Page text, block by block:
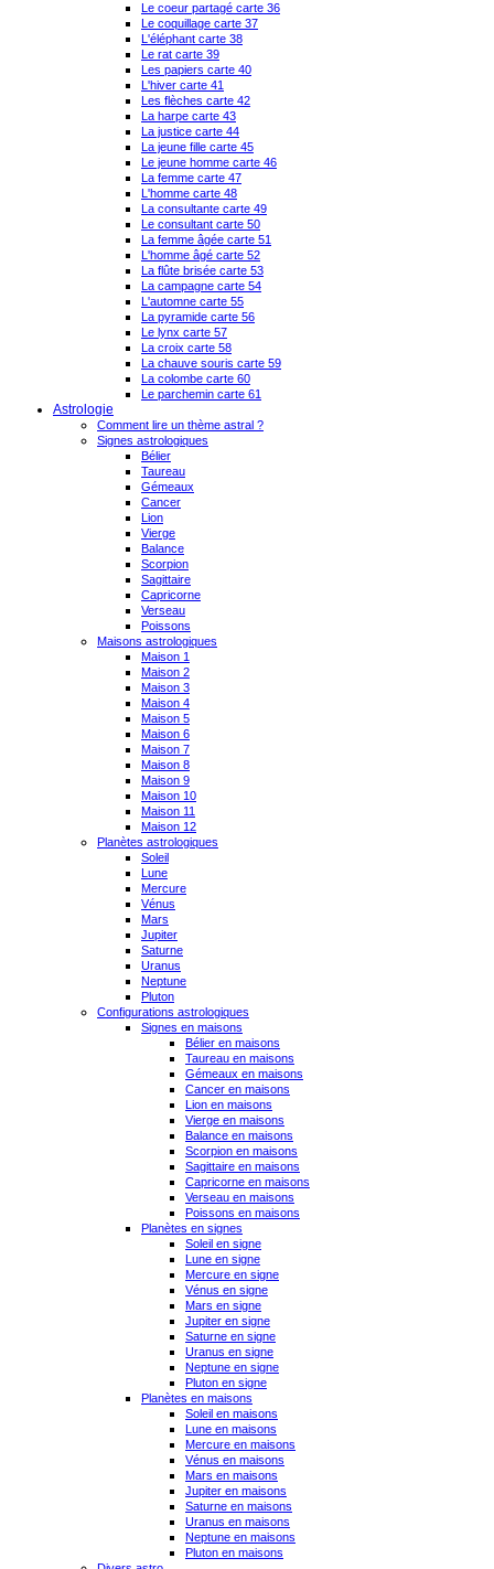
Le coeur partagé carte 36
Le coquillage carte 37
L'éléphant carte 38
Le rat carte 39
Les papiers carte 40
L'hiver carte 41
Les flèches carte 42
La harpe carte 43
La justice carte 44
La jeune fille carte 45
Le jeune homme carte 46
La femme carte 47
L'homme carte 48
La consultante carte 49
Le consultant carte 50
La femme âgée carte 51
L'homme âgé carte 52
La flûte brisée carte 53
La campagne carte 54
L'automne carte 55
La pyramide carte 56
Le lynx carte 57
La croix carte 58
La chauve souris carte 59
La colombe carte 60
Le parchemin carte 61
Astrologie
Comment lire un thème astral ?
Signes astrologiques
Bélier
Taureau
Gémeaux
Cancer
Lion
Vierge
Balance
Scorpion
Sagittaire
Capricorne
Verseau
Poissons
Maisons astrologiques
Maison 1
Maison 2
Maison 3
Maison 4
Maison 5
Maison 6
Maison 7
Maison 8
Maison 9
Maison 10
Maison 11
Maison 12
Planètes astrologiques
Soleil
Lune
Mercure
Vénus
Mars
Jupiter
Saturne
Uranus
Neptune
Pluton
Configurations astrologiques
Signes en maisons
Bélier en maisons
Taureau en maisons
Gémeaux en maisons
Cancer en maisons
Lion en maisons
Vierge en maisons
Balance en maisons
Scorpion en maisons
Sagittaire en maisons
Capricorne en maisons
Verseau en maisons
Poissons en maisons
Planètes en signes
Soleil en signe
Lune en signe
Mercure en signe
Vénus en signe
Mars en signe
Jupiter en signe
Saturne en signe
Uranus en signe
Neptune en signe
Pluton en signe
Planètes en maisons
Soleil en maisons
Lune en maisons
Mercure en maisons
Vénus en maisons
Mars en maisons
Jupiter en maisons
Saturne en maisons
Uranus en maisons
Neptune en maisons
Pluton en maisons